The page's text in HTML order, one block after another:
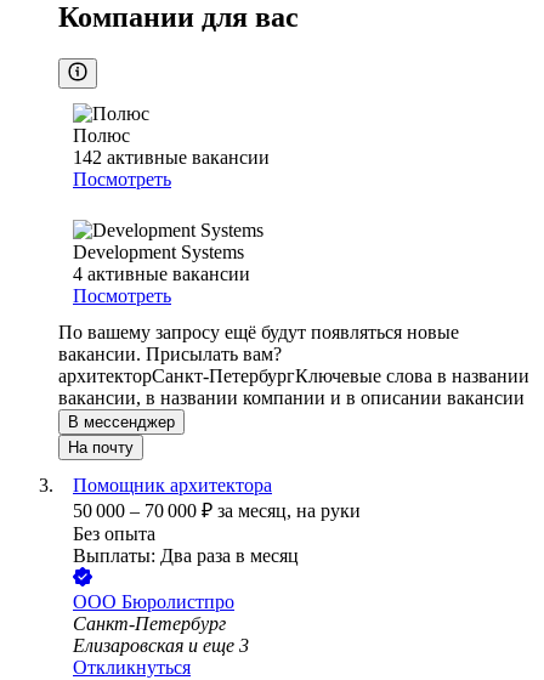
Компании для вас
Полюс
142 активные вакансии
Посмотреть
Development Systems
4 активные вакансии
Посмотреть
По вашему запросу ещё будут появляться новые
вакансии. Присылать вам?
архитекторСанкт-ПетербургКлючевые слова в названии
вакансии, в названии компании и в описании вакансии
В мессенджер
На почту
Помощник архитектора
50 000 – 70 000 ₽ за месяц, на руки
Без опыта
Выплаты: Два раза в месяц
ООО Бюролистпро
Санкт-Петербург
Елизаровская и еще 3
Откликнуться